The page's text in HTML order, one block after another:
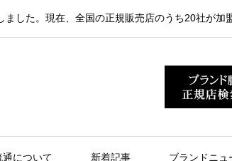
した。現在、全国の正規販売店のうち20社が加
について 新着記事 ブランドニュ